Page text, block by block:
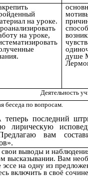
на уроке.
на уроке,
душе
Деятельность
по вопросам.
последний
лирическую
вам
выводы и
высказывании.Вам
эссе на одну из
включить в своё